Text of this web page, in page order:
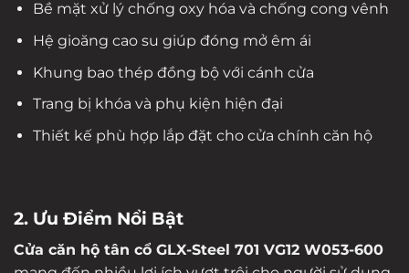
Bề mặt xử lý chống oxy hóa và chống cong vênh
Hệ gioăng cao su giúp đóng mở êm ái
Khung bao thép đồng bộ với cánh cửa
Trang bị khóa và phụ kiện hiện đại
Thiết kế phù hợp lắp đặt cho cửa chính căn hộ
2. Ưu Điểm Nổi Bật
Cửa căn hộ tân cổ GLX-Steel 701 VG12 W053-600